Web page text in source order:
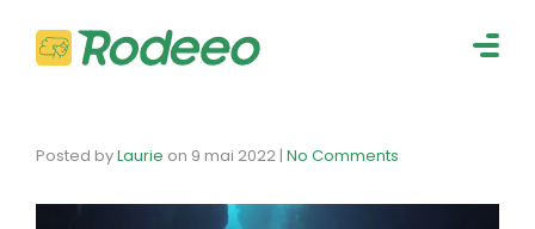
Posted byLaurie on 9 mai 2022 | No Comments